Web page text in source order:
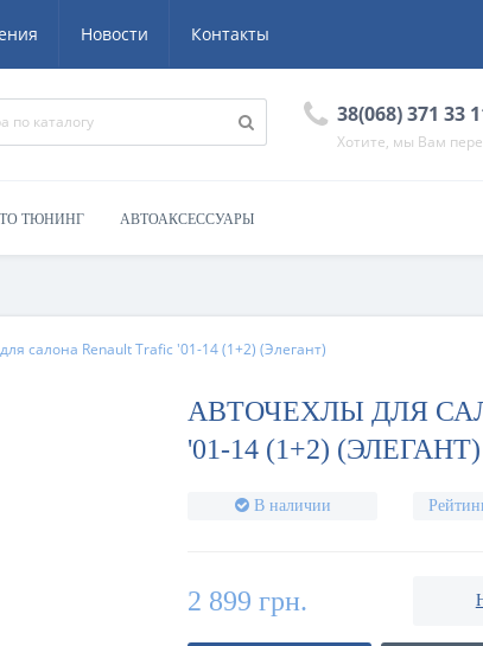
Новости Контакты
38(068) 371 33
Хотите, мы Вам
ТЮНИНГ АВТОАКСЕССУАРЫ
салона Renault Trafic '01-14 (1+2) (Элегант)
АВТОЧЕХЛЫ ДЛЯ
'01-14 (1+2) (ЭЛЕГАНТ)
В наличии
2 899 грн.